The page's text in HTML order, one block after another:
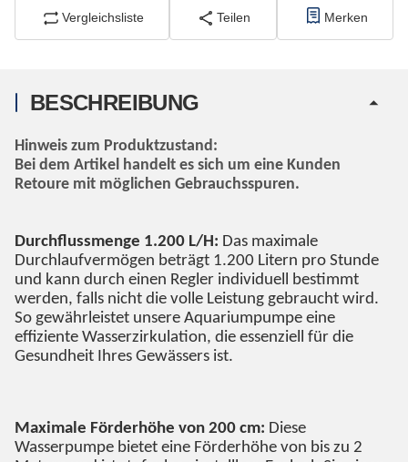
Vergleichsliste Teilen Merken
BESCHREIBUNG
Hinweis zum Produktzustand:
Bei dem Artikel handelt es sich um eine Kunden
Retoure mit möglichen Gebrauchsspuren.
Durchflussmenge 1.200 L/H: Das maximale
Durchlaufvermögen beträgt 1.200 Litern pro Stunde
und kann durch einen Regler individuell bestimmt
werden, falls nicht die volle Leistung gebraucht wird.
So gewährleistet unsere Aquariumpumpe eine
effiziente Wasserzirkulation, die essenziell für die
Gesundheit Ihres Gewässers ist.
Maximale Förderhöhe von 200 cm: Diese
Wasserpumpe bietet eine Förderhöhe von bis zu 2